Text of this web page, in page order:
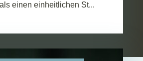
einen einheitlichen St...